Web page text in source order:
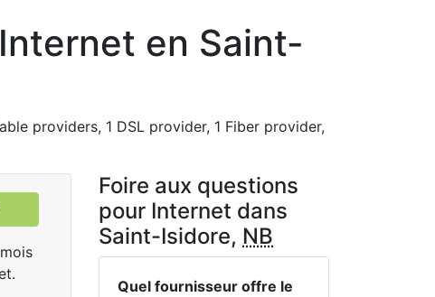
en Saint-
providers, 1 DSL provider, 1 Fiber provider,
Foire aux questions
pour Internet dans
Saint-Isidore, NB
Quel fournisseur offre le